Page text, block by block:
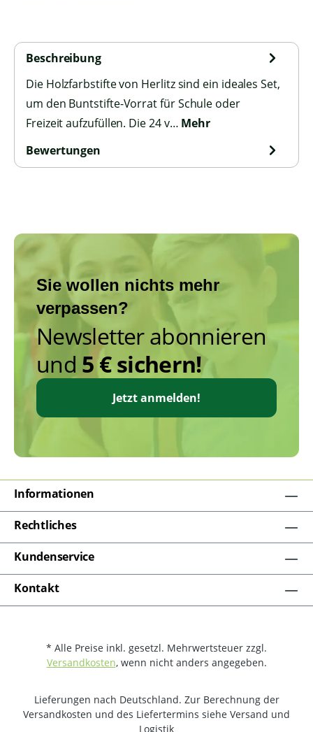
Beschreibung
Die Holzfarbstifte von Herlitz sind ein ideales Set,
um den Buntstifte-Vorrat für Schule oder
Freizeit aufzufüllen. Die 24 v… Mehr
Bewertungen
Sie wollen nichts mehr
verpassen?
Newsletter abonnieren
und 5 € sichern!
Jetzt anmelden!
Informationen
Rechtliches
Kundenservice
Kontakt
* Alle Preise inkl. gesetzl. Mehrwertsteuer zzgl.
Versandkosten, wenn nicht anders angegeben.
Lieferungen nach Deutschland. Zur Berechnung der
Versandkosten und des Liefertermins siehe Versand und
Logistik